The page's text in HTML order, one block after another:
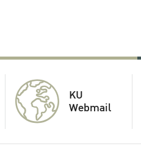
KU
Webmail